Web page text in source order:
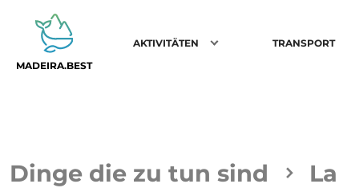
MADEIRA.BEST
AKTIVITÄTEN TRANSPORT
Dinge die zu tun sind